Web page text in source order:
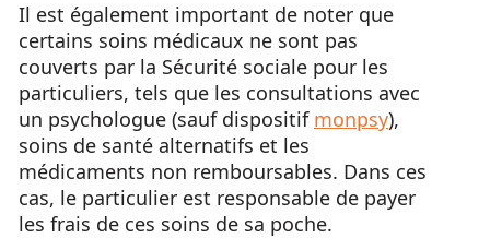
Il est également important de noter que
certains soins médicaux ne sont pas
couverts par la Sécurité sociale pour les
particuliers, tels que les consultations avec
un psychologue (sauf dispositif monpsy),
soins de santé alternatifs et les
médicaments non remboursables. Dans ces
cas, le particulier est responsable de payer
les frais de ces soins de sa poche.